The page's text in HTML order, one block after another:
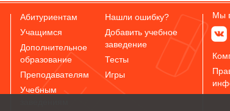
Абитуриентам
Учащимся
Дополнительное
образование
Преподавателям
Учебным
Нашли ошибку?
Добавить учебное
заведение
Тесты
Игры
Мы